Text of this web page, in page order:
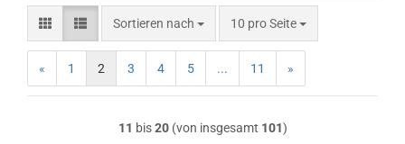
Sortieren nach
Sortieren nach 10 pro Seite
pro Seite
« 1 2 3 4 5 ... 11 »
11 bis20(von insgesamt 101)